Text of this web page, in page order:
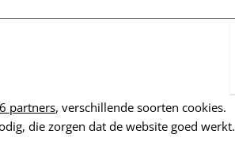
6 partners, verschillende soorten cookies.
die zorgen dat de website goed werkt.